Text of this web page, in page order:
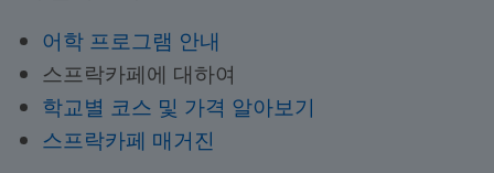
어학 프로그램 안내
스프락카페에 대하여
학교별 코스 및 가격 알아보기
스프락카페 매거진